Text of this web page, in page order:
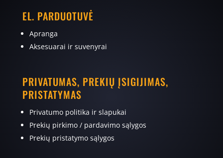
EL. PARDUOTUVĖ
Apranga
Aksesuarai ir suvenyrai
PRIVATUMAS, PREKIŲ ĮSIGIJIMAS,
PRISTATYMAS
Privatumo politika ir slapukai
Prekių pirkimo / pardavimo sąlygos
Prekių pristatymo sąlygos